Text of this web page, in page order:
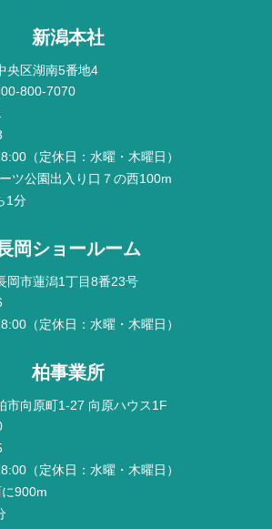
新潟本社
央区湖南5番地4
800-7070
（定休日：水曜・木曜日）
ツ公園出入り口７の西100m
1分
岡ショールーム
岡市蓮潟1丁目8番23号
（定休日：水曜・木曜日）
柏事業所
市向原町1-27 向原ハウス1F
（定休日：水曜・木曜日）
900m